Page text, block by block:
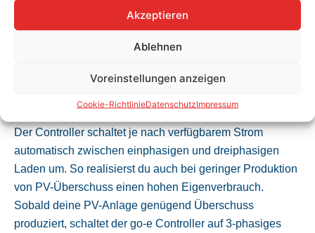
Akzeptieren
Ablehnen
Voreinstellungen anzeigen
Cookie-RichtlinieDatenschutzImpressum
Generiert deine PV-Anlage mindestens 1,4 kW
überschüssige Energie, übermittelt der go-e Controller
kümmert sich um den eigentlichen Ladevorgang mit PV-
Überschussstrom.
Der Controller schaltet je nach verfügbarem Strom
automatisch zwischen einphasigen und dreiphasigen
Laden um. So realisierst du auch bei geringer Produktion
von PV-Überschuss einen hohen Eigenverbrauch.
Sobald deine PV-Anlage genügend Überschuss
produziert, schaltet der go-e Controller auf 3-phasiges